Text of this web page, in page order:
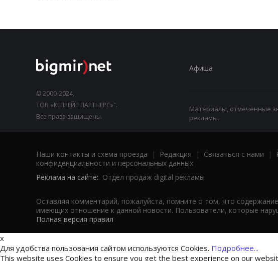
© 2000-2024,
ТОВ «КЕПРЕЙТ ПАРТНЕРС»".
Все права защищены.
Афиша
Материалы, отмеченные
рекламы.
Наши контакты и схема проезда | Редакция | Связаться с нами |
конфиденциальности и персональных данных
Реклама на сайте: Отдел продаж digital рекламы
Оставляя комментарий, пожалуйста, помните о том, что
имеющих отношение к данной новости. Пользователи, которые
Полная версия правил
x
Для удобства пользования сайтом используются Cookies. Подробнее...
This website uses Cookies to ensure you get the best experience on our